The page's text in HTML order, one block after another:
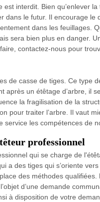
interdit. Bien qu’enlever
dans le futur. Il encourage le
dans les feuillages.
sera bien plus en danger.
contactez-nous pour
de casse de tiges. Ce type
après un étêtage d’arbre, il
la fragilisation de la
pour traiter l’arbre. Il vaut
les compétences de
professionnel
qui se charge de
a des tiges qui s’oriente
des méthodes
d’une demande
à disposition de votre